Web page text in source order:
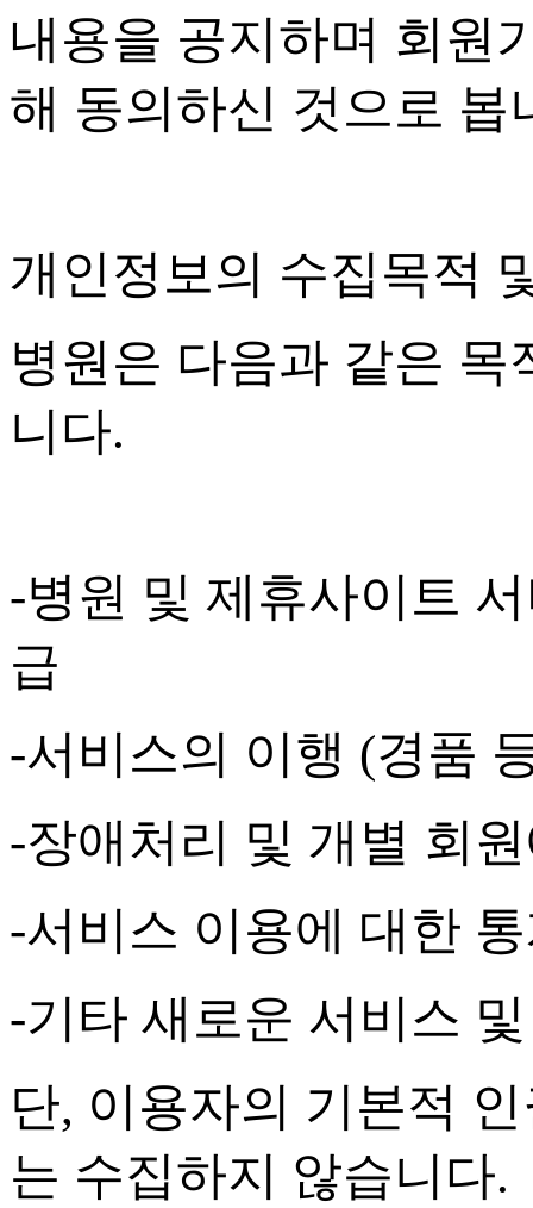
내용을 공지하며 회원
해 동의하신 것으로 봅
개인정보의 수집목적
병원은 다음과 같은
니다.
-병원 및 제휴사이트
급
-서비스의 이행 (경품
-장애처리 및 개별 회
-서비스 이용에 대한
-기타 새로운 서비스
단, 이용자의 기본적
는 수집하지 않습니다.